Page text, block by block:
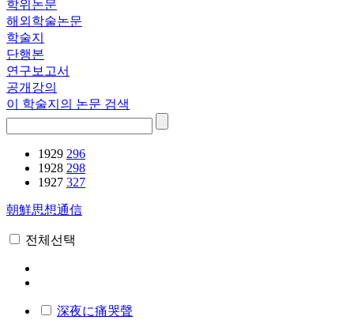
학위논문
해외학술논문
학술지
단행본
연구보고서
공개강의
이 학술지의 논문 검색
1929 296
1928 298
1927 327
朝鮮思想通信
전체선택
深夜に痛哭聲